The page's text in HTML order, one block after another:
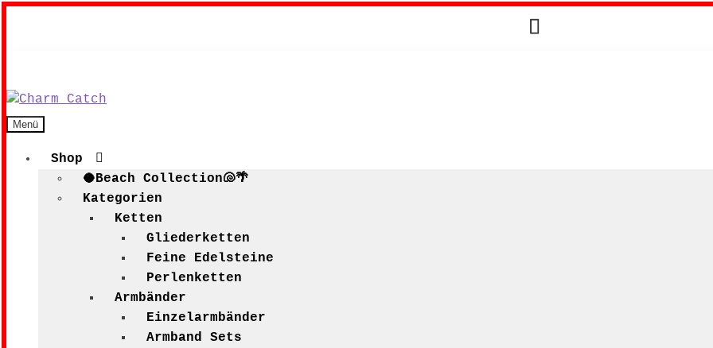
Zur
Navigation
Zum
Inhalt
Menü
Shop
🥥Beach Collection🐚🌴
Kategorien
Ketten
Gliederketten
Feine Edelsteine
Perlenketten
Armbänder
Einzelarmbänder
Armband Sets